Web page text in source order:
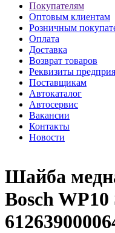
Покупателям
Оптовым клиентам
Розничным
Оплата
Доставка
Возврат товаров
Реквизиты
Поставщикам
Автокаталог
Автосервис
Вакансии
Контакты
Новости
Шайба
Bosch